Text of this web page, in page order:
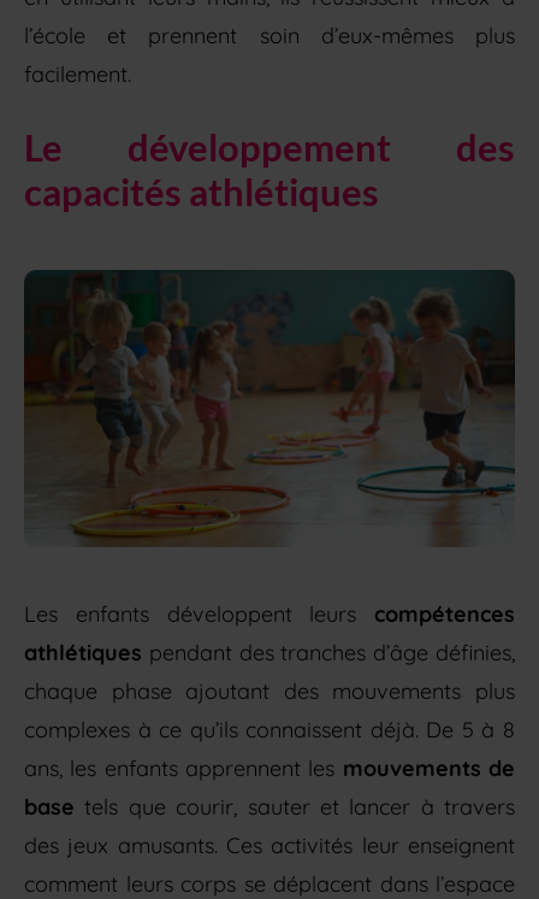
l’école et prennent soin d’eux-mêmes plus
facilement.
Le développement des
capacités athlétiques
Les enfants développent leurs compétences
athlétiques pendant des tranches d’âge définies,
chaque phase ajoutant des mouvements plus
complexes à ce qu’ils connaissent déjà. De 5 à 8
ans, les enfants apprennent les mouvements de
base tels que courir, sauter et lancer à travers
des jeux amusants. Ces activités leur enseignent
comment leurs corps se déplacent dans l’espace